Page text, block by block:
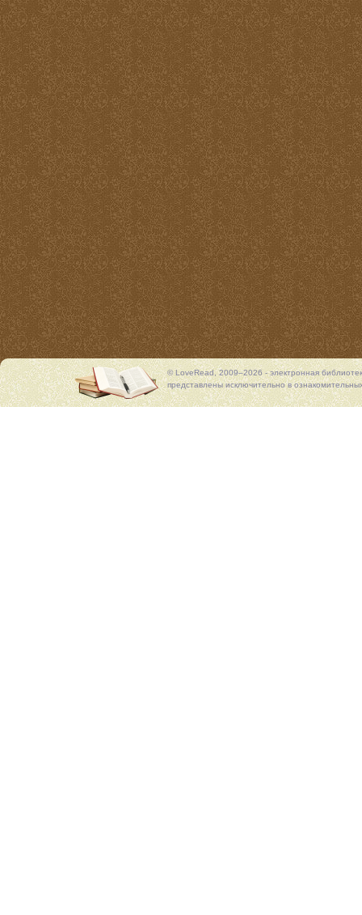
© LoveRead, 2009–2026 - электронная
представлены исключительно в